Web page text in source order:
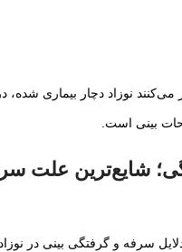
می‌کنند نوزاد دچار بیماری
بینی است.
شایع‌ترین علت
سرفه و گرفتگی بینی در